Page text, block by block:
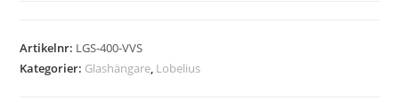
Artikelnr: LGS-400-VVS
Kategorier: Glashängare, Lobelius